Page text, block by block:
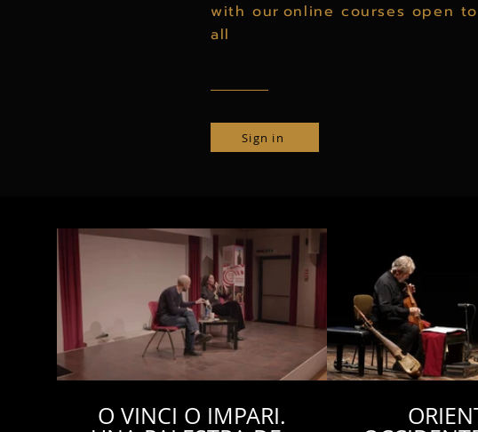
with our online courses open to
all
Sign in
O VINCI O IMPARI.